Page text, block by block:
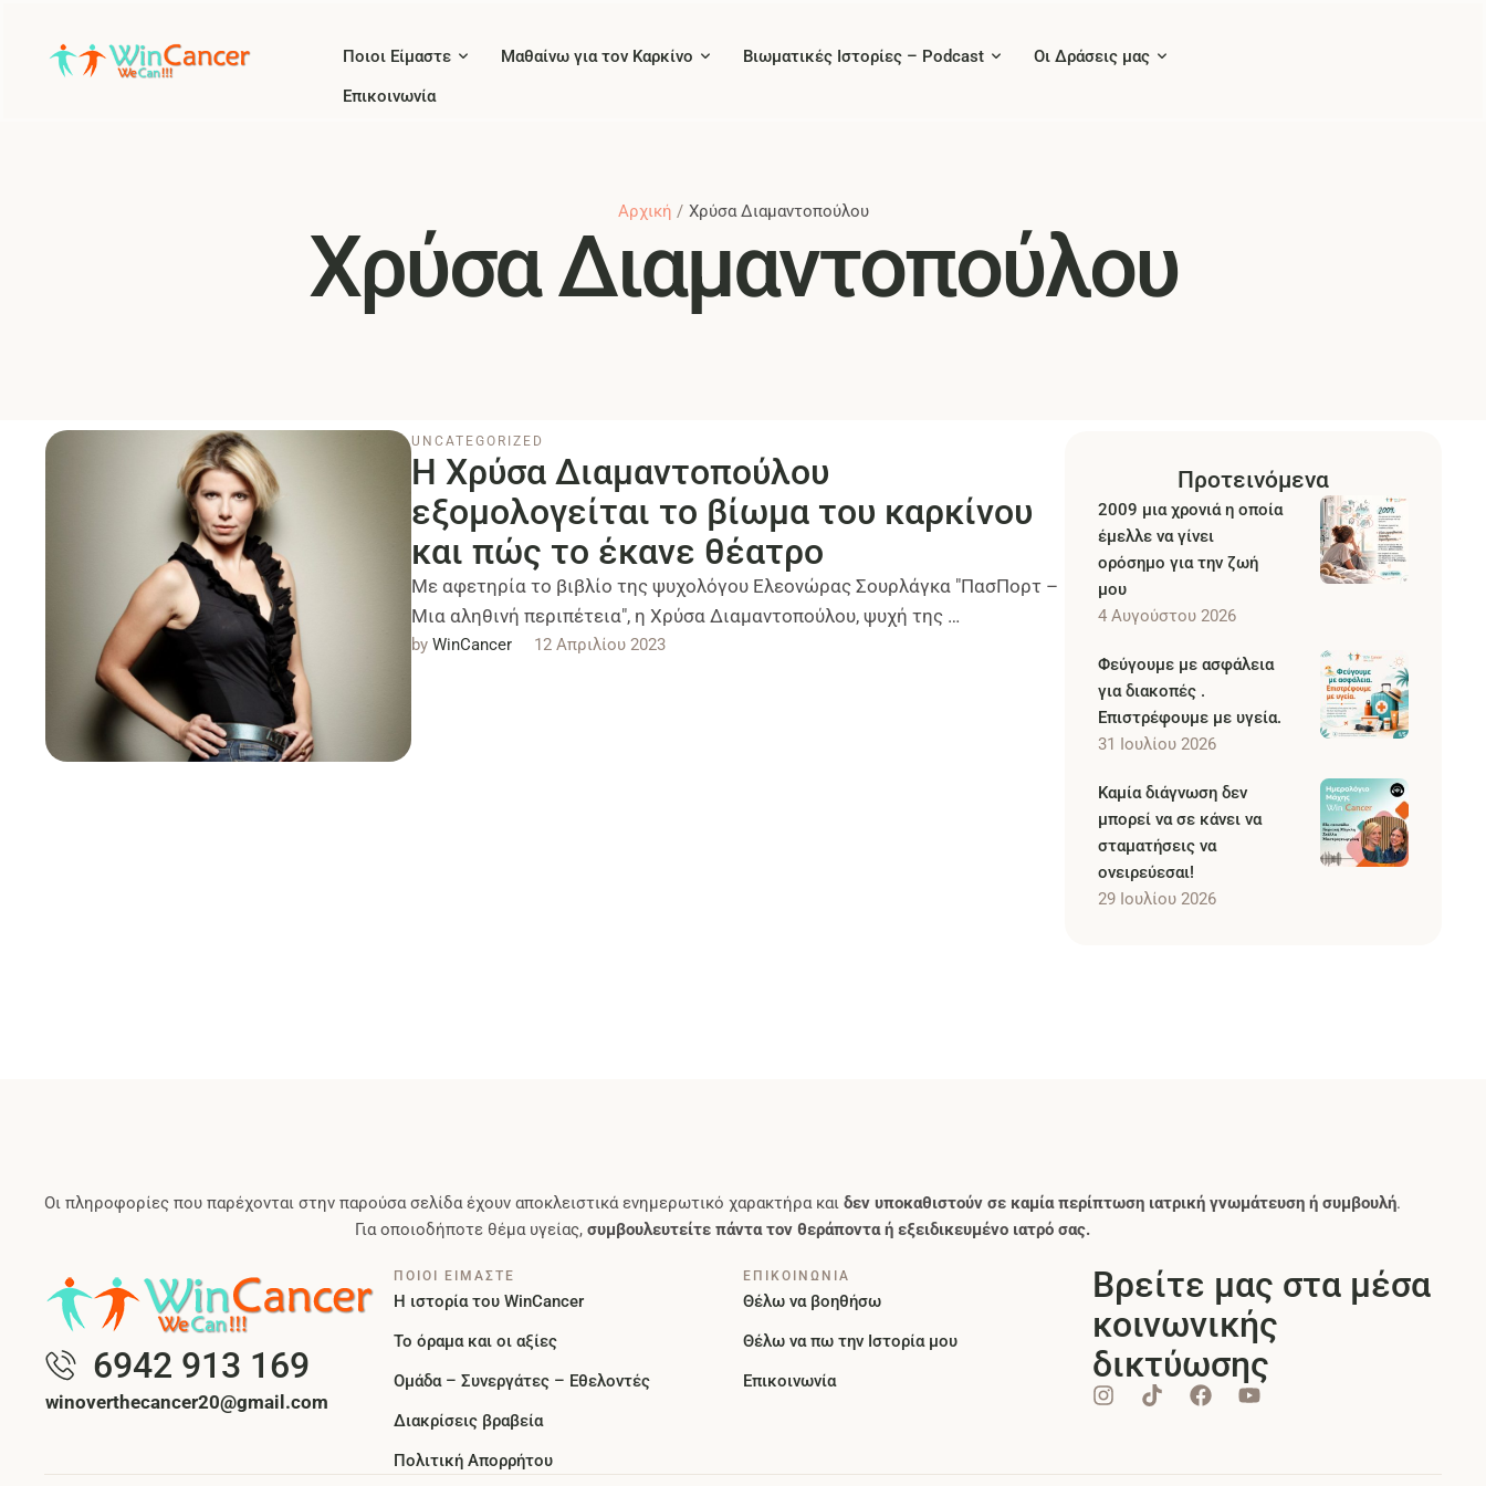
Ποιοι Είμαστε Μαθαίνω για τον Καρκίνο Βιωματικές Ιστορίες – Podcast
Οι Δράσεις μας
Επικοινωνία
Αρχική / Χρύσα Διαμαντοπούλου
Χρύσα Διαμαντοπούλου
UNCATEGORIZED
Η Χρύσα Διαμαντοπούλου
εξομολογείται το βίωμα του καρκίνου
και πώς το έκανε θέατρο
Με αφετηρία το βιβλίο της ψυχολόγου Ελεονώρας Σουρλάγκα "ΠασΠορτ –
Μια αληθινή περιπέτεια", η Χρύσα Διαμαντοπούλου, ψυχή της …
by WinCancer 12 Απριλίου 2023
Προτεινόμενα
2009 μια χρονιά η οποία
έμελλε να γίνει
ορόσημο για την ζωή
μου
4 Αυγούστου 2026
Φεύγουμε με ασφάλεια
για διακοπές .
Επιστρέφουμε με υγεία.
31 Ιουλίου 2026
Καμία διάγνωση δεν
μπορεί να σε κάνει να
σταματήσεις να
ονειρεύεσαι!
29 Ιουλίου 2026
Οι πληροφορίες που παρέχονται στην παρούσα σελίδα έχουν αποκλειστικά ενημερωτικό χαρακτήρα και δεν υποκαθιστούν σε καμία περίπτωση ιατρική γνωμάτευση ή συμβουλή.
Για οποιοδήποτε θέμα υγείας, συμβουλευτείτε πάντα τον θεράποντα ή εξειδικευμένο ιατρό σας.
6942 913 169
winoverthecancer20@gmail.com
ΠΟΙΟΙ ΕΙΜΑΣΤΕ
Η ιστορία του WinCancer
Το όραμα και οι αξίες
Ομάδα – Συνεργάτες – Εθελοντές
Διακρίσεις βραβεία
Πολιτική Απορρήτου
ΕΠΙΚΟΙΝΩΝΙΑ
Θέλω να βοηθήσω
Θέλω να πω την Ιστορία μου
Επικοινωνία
Βρείτε μας στα μέσα
κοινωνικής
δικτύωσης